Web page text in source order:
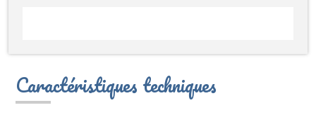
Caractéristiques techniques